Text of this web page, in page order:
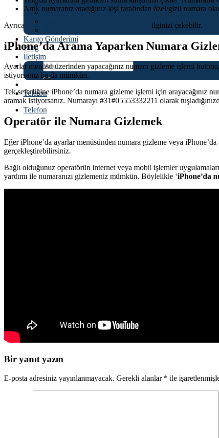
Asus
İnfinix
Kargo Gönderimi
Blog
İletişim
Ara:
Telefon
Telefon
Artık numaranız aradığınız kişi tarafından özel/gizli numara
Ayrıca
iPhone Numara Engelleme Nasıl Yapılır ilginizi çekebilir.
iPhone’da Arama Yaparken Numara
Ayarlar menüsü üzerinden yapacağınız numara gizleme işlemi
istiyorsanız bu da mümkün.
Tek seferliğine iPhone’da numara gizleme işlemi için arayacağınız
aramak istiyorsanız. Numarayı #31#05553332211 olarak
Operatör ile Numara Gizlemek
Eğer iPhone’da ayarlar menüsünden numara gizleme veya
gerçekleştirebilirsiniz.
Bağlı olduğunuz operatörün internet veya mobil işlemler
yardımı ile numaranızı gizlemeniz mümkün. Böylelikle ‘iPhone’da
Bir yanıt yazın
E-posta adresiniz yayınlanmayacak. Gerekli alanlar * ile